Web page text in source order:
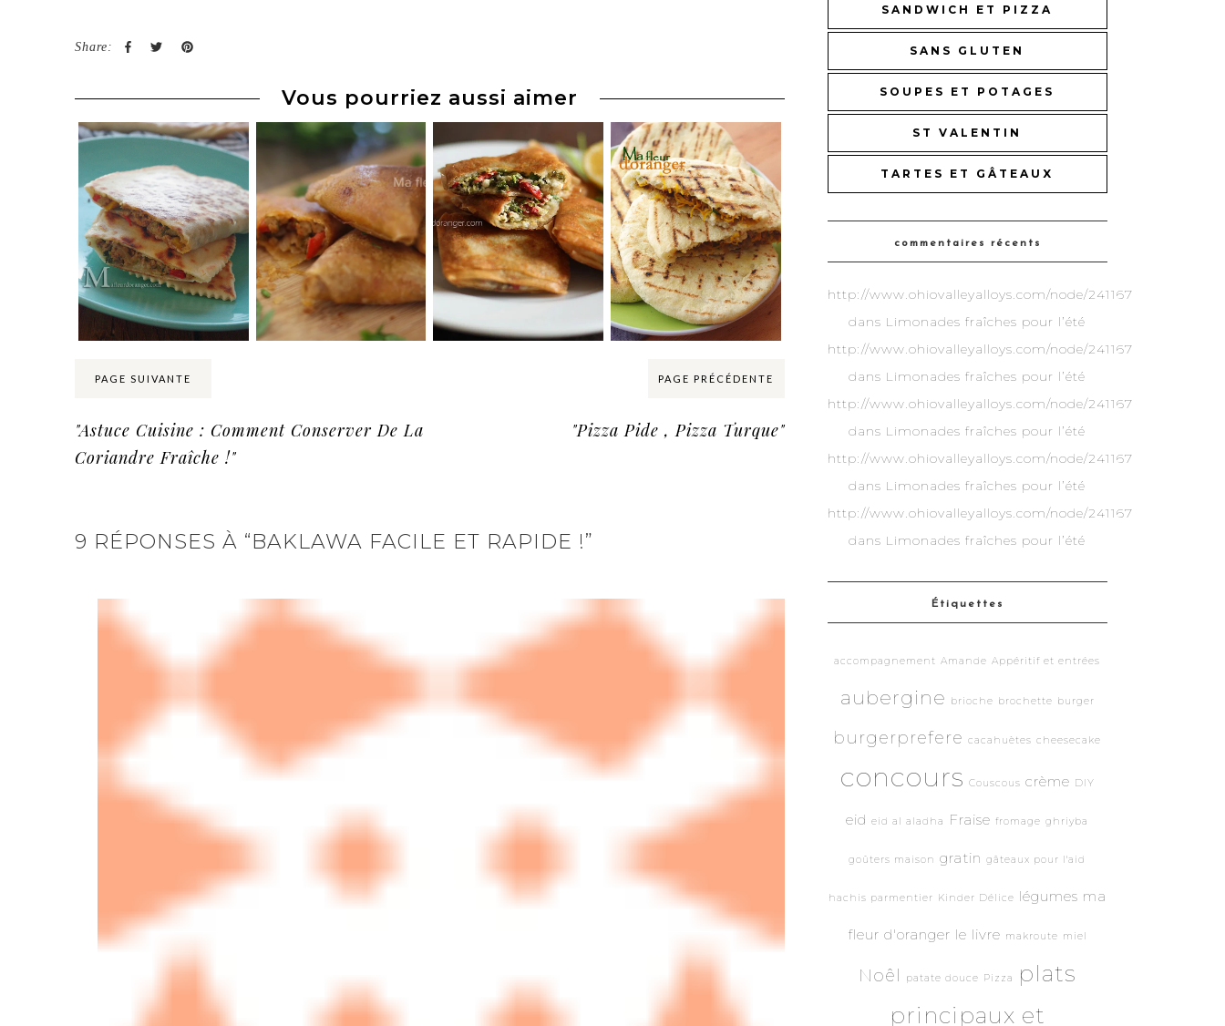
Share:
Vous pourriez aussi aimer
PAGE SUIVANTE
"Astuce Cuisine : Comment Conserver De La
Coriandre Fraîche !"
PAGE PRÉCÉDENTE
"Pizza Pide , Pizza Turque"
9 RÉPONSES À “BAKLAWA FACILE ET RAPIDE !”
SANDWICH ET PIZZA
SANS GLUTEN
SOUPES ET POTAGES
ST VALENTIN
TARTES ET GÂTEAUX
commentaires récents
http://www.ohiovalleyalloys.com/node/241167
dans Limonades fraîches pour l’été
http://www.ohiovalleyalloys.com/node/241167
dans Limonades fraîches pour l’été
http://www.ohiovalleyalloys.com/node/241167
dans Limonades fraîches pour l’été
http://www.ohiovalleyalloys.com/node/241167
dans Limonades fraîches pour l’été
http://www.ohiovalleyalloys.com/node/241167
dans Limonades fraîches pour l’été
Étiquettes
accompagnement Amande Appéritif et entrées
aubergine brioche brochette burger
burgerprefere cacahuètes cheesecake
concours Couscous crème DIY
eid eid al aladha Fraise fromage ghriyba
goûters maison gratin gâteaux pour l'aid
hachis parmentier Kinder Délice légumes ma
fleur d'oranger le livre makroute miel
Noêl patate douce Pizza
plats
principaux et